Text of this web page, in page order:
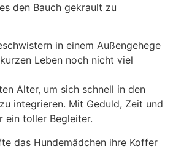
den Bauch gekrault zu
in einem Außengehege
Leben noch nicht viel
Alter, um sich schnell in den
integrieren. Mit Geduld, Zeit und
ein toller Begleiter.
das Hundemädchen ihre Koffer